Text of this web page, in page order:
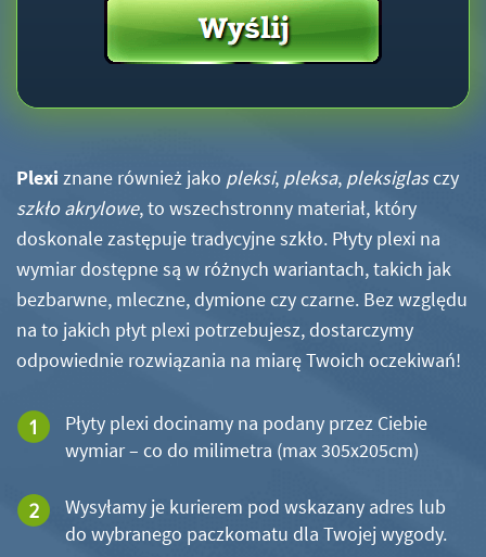
Plexi znane również jako pleksi, pleksa, pleksiglasczy
szkło akrylowe, to wszechstronny materiał, który
doskonale zastępuje tradycyjne szkło. Płyty plexi na
wymiar dostępne są w różnych wariantach, takich jak
bezbarwne, mleczne, dymione czy czarne. Bez względu
na to jakich płyt plexi potrzebujesz, dostarczymy
odpowiednie rozwiązania na miarę Twoich oczekiwań!
Płyty plexi docinamy na podany przez Ciebie
wymiar – co do milimetra (max 305x205cm)
Wysyłamy je kurierem pod wskazany adres lub
do wybranego paczkomatu dla Twojej wygody.